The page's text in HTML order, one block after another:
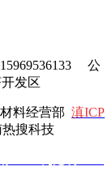
公
发区
料经营部 滇ICP
搜科技